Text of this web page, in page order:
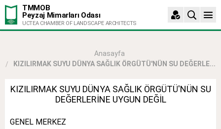
TMMOB
Peyzaj Mimarları Odası
UCTEA CHAMBER OF LANDSCAPE ARCHITECTS
Anasayfa
KIZILIRMAK SUYU DÜNYA SAĞLIK ÖRGÜTÜ'NÜN SU DEĞERLE...
KIZILIRMAK SUYU DÜNYA SAĞLIK ÖRGÜTÜ'NÜN SU
DEĞERLERİNE UYGUN DEĞİL
GENEL MERKEZ